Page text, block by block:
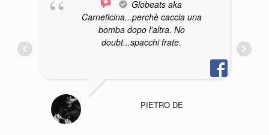
Globeats aka
Carneficina...perchè caccia una
bomba dopo l'altra. No
doubt...spacchi frate.
PIETRO DE